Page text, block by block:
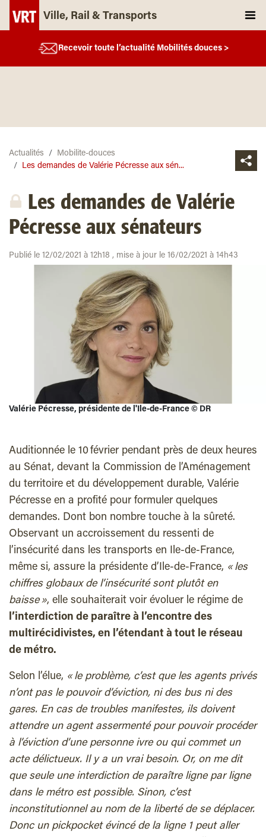
Ville, Rail & Transports
Recevoir toute l’actualité Mobilités douces >
Actualités
Mobilite-douces
Les demandes de Valérie Pécresse aux sén...
Les demandes de Valérie
Pécresse aux sénateurs
Publié le 12/02/2021 à 12h18 , mise à jour le 16/02/2021 à 14h43
Valérie Pécresse, présidente de l'Ile-de-France © DR
Auditionnée le 10 février pendant près de deux heures
au Sénat, devant la Commission de l’Aménagement
du territoire et du développement durable, Valérie
Pécresse en a profité pour formuler quelques
demandes. Dont bon nombre touche à la sûreté.
Observant un accroissement du ressenti de
l’insécurité dans les transports en Ile-de-France,
même si, assure la présidente d’Ile-de-France, « les
chiffres globaux de l’insécurité sont plutôt en
baisse », elle souhaiterait voir évoluer le régime de
l’interdiction de paraître à l’encontre des
multirécidivistes, en l’étendant à tout le réseau
de métro.
Selon l’élue, « le problème, c’est que les agents privés
n’ont pas le pouvoir d’éviction, ni des bus ni des
gares. En cas de troubles manifestes, ils doivent
attendre un agent assermenté pour pouvoir procéder
à l’éviction d’une personne ivre ou qui commet un
acte délictueux. Il y a un vrai besoin. Or, on me dit
que seule une interdiction de paraître ligne par ligne
dans le métro est possible. Sinon, c’est
inconstitutionnel au nom de la liberté de se déplacer.
Donc un pickpocket évincé de la ligne 1 peut aller